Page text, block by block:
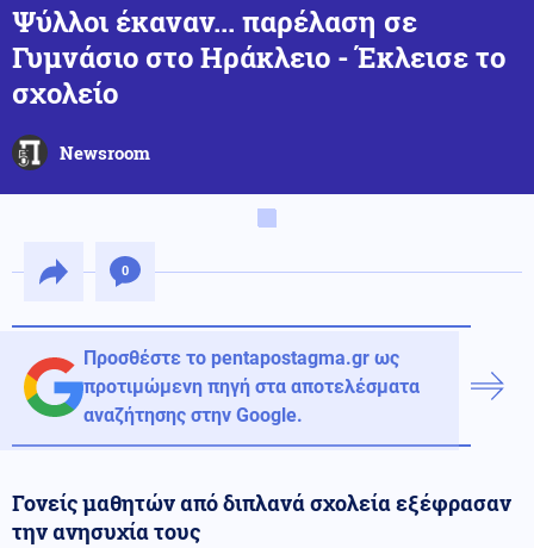
Ψύλλοι έκαναν... παρέλαση σε
Γυμνάσιο στο Ηράκλειο - Έκλεισε το
σχολείο
Newsroom
0
Προσθέστε το pentapostagma.gr ως
προτιμώμενη πηγή στα αποτελέσματα
αναζήτησης στην Google.
Γονείς μαθητών από διπλανά σχολεία εξέφρασαν
την ανησυχία τους